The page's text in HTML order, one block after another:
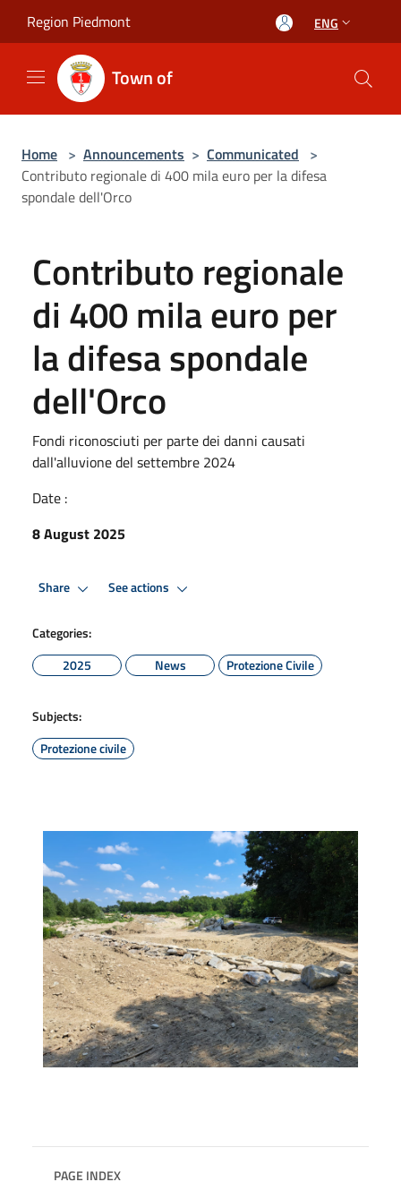
Region Piedmont ENG
Town of
Home > Announcements > Communicated >
Contributo regionale di 400 mila euro per la difesa
spondale dell'Orco
Contributo regionale
di 400 mila euro per
la difesa spondale
dell'Orco
Fondi riconosciuti per parte dei danni causati
dall'alluvione del settembre 2024
Date :
8 August 2025
Share See actions
Categories:
2025
News Protezione Civile
Subjects:
Protezione civile
PAGE INDEX